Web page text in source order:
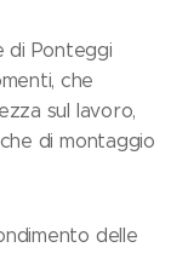
di Ponteggi
che
sul lavoro,
di montaggio
delle